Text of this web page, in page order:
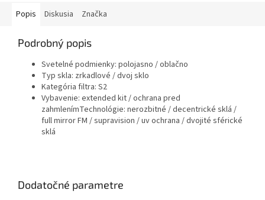
Popis Diskusia Značka
Podrobný popis
Svetelné podmienky: polojasno / oblačno
Typ skla: zrkadlové / dvoj sklo
Kategória filtra: S2
Vybavenie: extended kit / ochrana pred
zahmlenímTechnológie: nerozbitné / decentrické sklá /
full mirror FM / supravision / uv ochrana / dvojité sférické
sklá
Dodatočné parametre